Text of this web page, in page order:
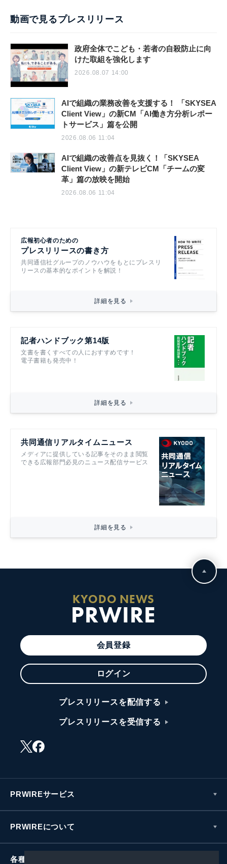
動画で見るプレスリリース
政府全体でこども・若者の自殺防止に向
けた取組を強化します
2026.08.07 14:00
AIで組織の業務改善を支援する！ 「SKYSEA
Client View」の新CM「AI働き方分析レポー
トサービス」篇を公開
2026.08.06 11:04
AIで組織の改善点を見抜く！「SKYSEA
Client View」の新テレビCM「チームの変
革」篇の放映を開始
2026.08.06 11:04
広報初心者のための
プレスリリースの書き方
共同通信社グループのノウハウをもとにプレスリ
リースの基本的なポイントを解説！
詳細を見る
記者ハンドブック第14版
文書を書くすべての人におすすめです！
電子書籍も発売中！
詳細を見る
共同通信リアルタイムニュース
メディアに提供している記事をそのまま閲覧
できる広報部門必見のニュース配信サービス
詳細を見る
KYODO NEWS
PRWIRE
会員登録
ログイン
プレスリリースを配信する
プレスリリースを受信する
PRWIREサービス
PRWIREについて
各種お問い合わせ